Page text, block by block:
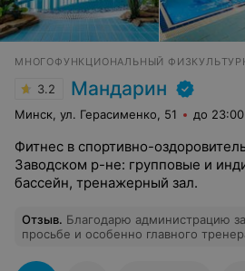
3.2 Мандарин
Минск, ул. Герасименко, 51 до 23:00
Фитнес в спортивно-
Заводском р-не: групповые и
бассейн, тренажерный зал.
Отзыв. Благодарю администрацию
просьбе и особенно главного